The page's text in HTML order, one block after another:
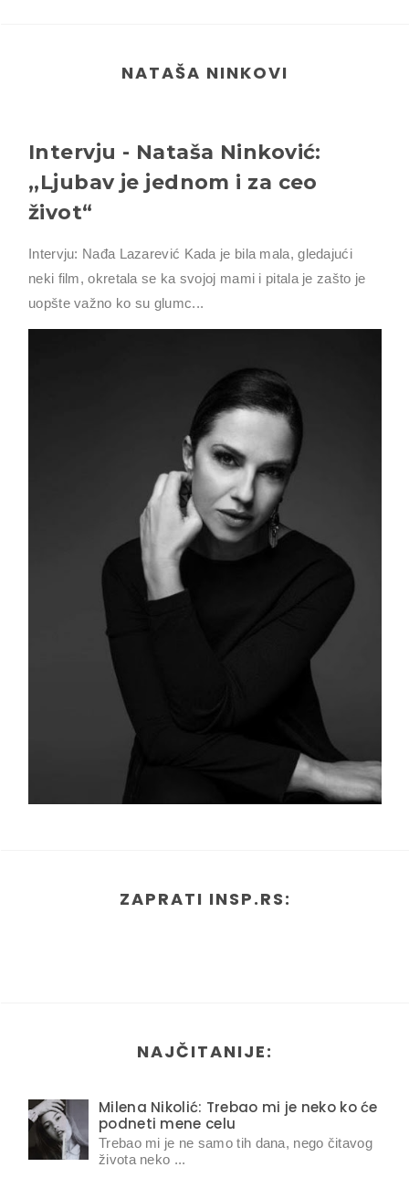
NATAŠA NINKOVI
Intervju - Nataša Ninković:
,,Ljubav je jednom i za ceo
život“
Intervju: Nađa Lazarević Kada je bila mala, gledajući
neki film, okretala se ka svojoj mami i pitala je zašto je
uopšte važno ko su glumc...
ZAPRATI INSP.RS:
NAJČITANIJE:
Milena Nikolić: Trebao mi je neko ko će
podneti mene celu
Trebao mi je ne samo tih dana, nego čitavog
života neko ...